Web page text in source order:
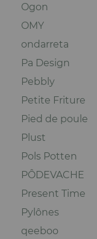
Ogon
OMY
ondarreta
Pa Design
Pebbly
Petite Friture
Pied de poule
Plust
Pols Potten
PÔDEVACHE
Present Time
Pylônes
qeeboo